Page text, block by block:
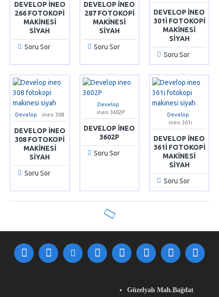
DEVELOP INEO
266 FOTOKOPI
MAKINESI
SIYAH
Soru Sor
DEVELOP INEO
287 FOTOKOPI
MAKINESI
SIYAH
Soru Sor
DEVELOP INEO
301I FOTOKOPI
MAKINESI
SIYAH
Soru Sor
Develop ineo 308
DEVELOP INEO
308 FOTOKOPI
MAKINESI
SIYAH
Soru Sor
Develop
ineo 3602P
DEVELOP INEO
3602P
Soru Sor
Develop
ineo 361i
DEVELOP INEO
361I FOTOKOPI
MAKINESI
SIYAH
Soru Sor
Güzelyalı Mah.Bağdat